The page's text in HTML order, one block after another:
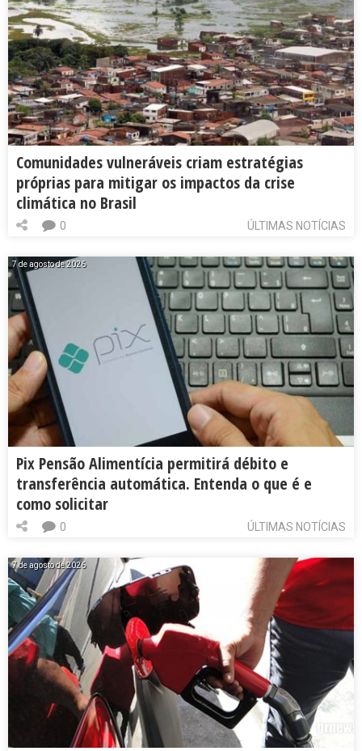
Comunidades vulneráveis criam estratégias
próprias para mitigar os impactos da crise
climática no Brasil
ÚLTIMAS NOTÍCIAS
0
7 de agosto de 2026
Pix Pensão Alimentícia permitirá débito e
transferência automática. Entenda o que é e
como solicitar
ÚLTIMAS NOTÍCIAS
0
7 de agosto de 2026